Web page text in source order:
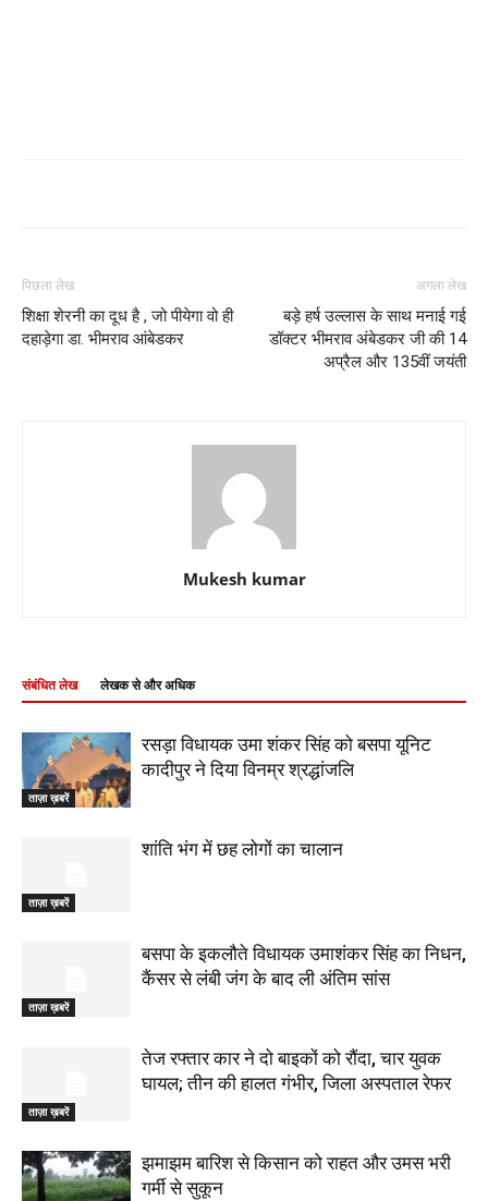
पिछला लेख
शिक्षा शेरनी का दूध है , जो पीयेगा वो ही
दहाड़ेगा डा. भीमराव आंबेडकर
अगला लेख
बड़े हर्ष उल्लास के साथ मनाई गई
डॉक्टर भीमराव अंबेडकर जी की 14
अप्रैल और 135वीं जयंती
Mukesh kumar
संबंधित लेख लेखक से और अधिक
ताज़ा ख़बरें
रसड़ा विधायक उमा शंकर सिंह को बसपा यूनिट
कादीपुर ने दिया विनम्र श्रद्धांजलि
ताज़ा ख़बरें
शांति भंग में छह लोगों का चालान
ताज़ा ख़बरें
बसपा के इकलौते विधायक उमाशंकर सिंह का निधन,
कैंसर से लंबी जंग के बाद ली अंतिम सांस
ताज़ा ख़बरें
तेज रफ्तार कार ने दो बाइकों को रौंदा, चार युवक
घायल; तीन की हालत गंभीर, जिला अस्पताल रेफर
झमाझम बारिश से किसान को राहत और उमस भरी
गर्मी से सुकून